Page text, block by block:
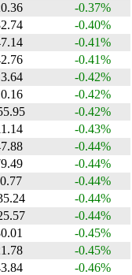
-0.37%
-0.40%
-0.41%
-0.41%
-0.42%
-0.42%
-0.42%
-0.43%
-0.44%
-0.44%
-0.44%
-0.44%
-0.44%
-0.45%
-0.45%
-0.46%